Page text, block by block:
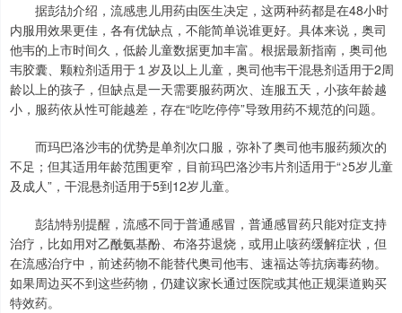
据彭劼介绍，流感患儿用药由医生决定，这两种药都是在48小时
内服用效果更佳，各有优缺点，不能简单说谁更好。具体来说，奥司
他韦的上市时间久，低龄儿童数据更加丰富。根据最新指南，奥司他
韦胶囊、颗粒剂适用于１岁及以上儿童，奥司他韦干混悬剂适用于2周
龄以上的孩子，但缺点是一天需要服药两次、连服五天，小孩年龄越
小，服药依从性可能越差，存在“吃吃停停”导致用药不规范的问题。
而玛巴洛沙韦的优势是单剂次口服，弥补了奥司他韦服药频次的
不足；但其适用年龄范围更窄，目前玛巴洛沙韦片剂适用于“≥5岁儿童
及成人”，干混悬剂适用于5到12岁儿童。
彭劼特别提醒，流感不同于普通感冒，普通感冒药只能对症支持
治疗，比如用对乙酰氨基酚、布洛芬退烧，或用止咳药缓解症状，但
在流感治疗中，前述药物不能替代奥司他韦、速福达等抗病毒药物。
如果周边买不到这些药物，仍建议家长通过医院或其他正规渠道购买
特效药。